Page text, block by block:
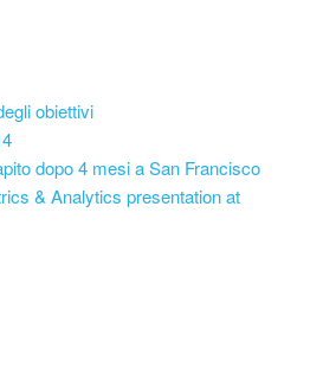
obiettivi
dopo 4 mesi a San Francisco
& Analytics presentation at